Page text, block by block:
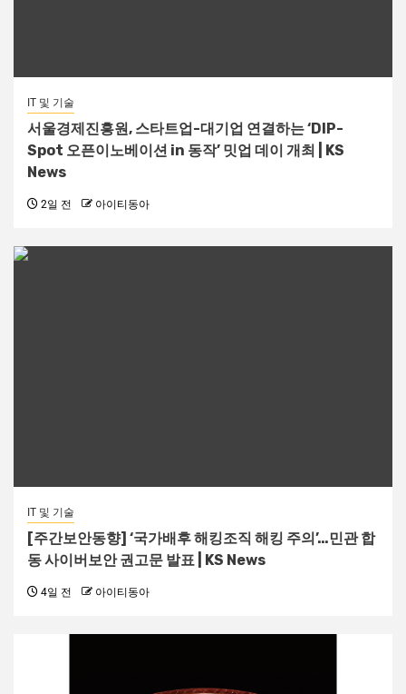
IT 및 기술
서울경제진흥원, 스타트업-대기업 연결하는 ‘DIP-
Spot 오픈이노베이션 in 동작’ 밋업 데이 개최 | KS
News
2일 전 아이티동아
IT 및 기술
[주간보안동향] ‘국가배후 해킹조직 해킹 주의’…민관 합
동 사이버보안 권고문 발표 | KS News
4일 전 아이티동아